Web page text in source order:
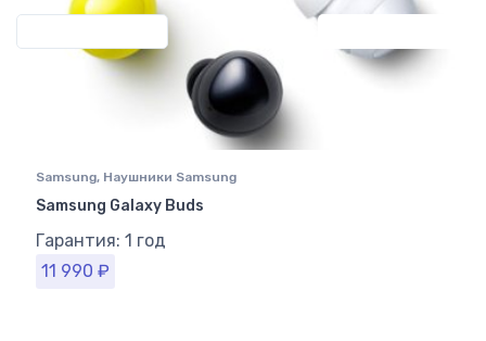
Samsung, Наушники Samsung
Samsung Galaxy Buds
Гарантия: 1 год
11 990 ₽